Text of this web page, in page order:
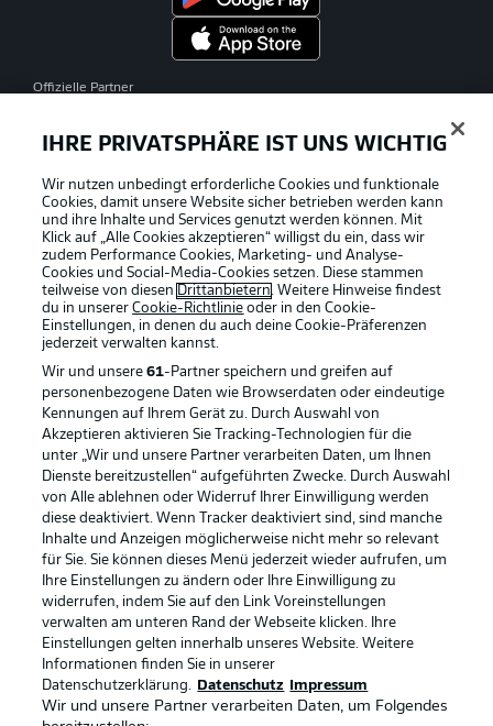
Offizielle Partner
Rechtliche Hinweise Voreinstellungen verwalten
Datenschutz Nutzungsbedingungen
Kontakt Jobs
Impressum Partner
Spieler Liveticker
AGB
IHRE PRIVATSPHÄRE IST UNS WICHTIG
Wir nutzen unbedingt erforderliche Cookies und funktionale
Cookies, damit unsere Website sicher betrieben werden kann
und ihre Inhalte und Services genutzt werden können. Mit
Klick auf „Alle Cookies akzeptieren“ willigst du ein, dass wir
zudem Performance Cookies, Marketing- und Analyse-
Cookies und Social-Media-Cookies setzen. Diese stammen
teilweise von diesen Drittanbietern. Weitere Hinweise findest
du in unsererCookie-Richtlinie oder in den Cookie-
Einstellungen, in denen du auch deine Cookie-Präferenzen
jederzeit verwalten kannst.
Wir und unsere61-Partner speichern und greifen auf
personenbezogene Daten wie Browserdaten oder eindeutige
Kennungen auf Ihrem Gerät zu. Durch Auswahl von
Akzeptieren aktivieren Sie Tracking-Technologien für die
unter „Wir und unsere Partner verarbeiten Daten, um Ihnen
Dienste bereitzustellen“ aufgeführten Zwecke. Durch Auswahl
von Alle ablehnen oder Widerruf Ihrer Einwilligung werden
diese deaktiviert. Wenn Tracker deaktiviert sind, sind manche
Inhalte und Anzeigen möglicherweise nicht mehr so relevant
für Sie. Sie können dieses Menü jederzeit wieder aufrufen, um
Ihre Einstellungen zu ändern oder Ihre Einwilligung zu
widerrufen, indem Sie auf den Link Voreinstellungen
verwalten am unteren Rand der Webseite klicken. Ihre
Einstellungen gelten innerhalb unseres Website. Weitere
Informationen finden Sie in unserer
Datenschutzerklärung.
Datenschutz Impressum
Wir und unsere Partner verarbeiten Daten, um Folgendes